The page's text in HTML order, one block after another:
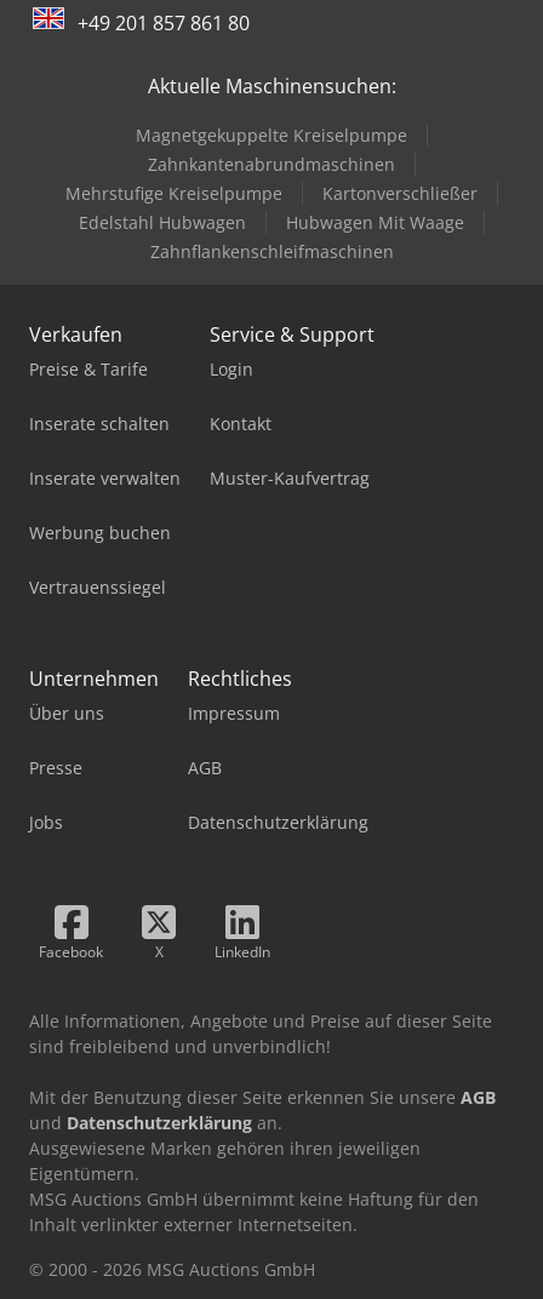
+49 201 857 861 80
Aktuelle Maschinensuchen:
Magnetgekuppelte Kreiselpumpe
Zahnkantenabrundmaschinen
Mehrstufige Kreiselpumpe
Kartonverschließer
Edelstahl Hubwagen
Hubwagen Mit Waage
Zahnflankenschleifmaschinen
Verkaufen
Preise & Tarife
Inserate schalten
Inserate verwalten
Werbung buchen
Vertrauenssiegel
Service & Support
Login
Kontakt
Muster-Kaufvertrag
Unternehmen
Über uns
Presse
Jobs
Rechtliches
Impressum
AGB
Datenschutzerklärung
Facebook X LinkedIn
Alle Informationen, Angebote und Preise auf dieser Seite
sind freibleibend und unverbindlich!
Mit der Benutzung dieser Seite erkennen Sie unsere AGB
und Datenschutzerklärung an.
Ausgewiesene Marken gehören ihren jeweiligen
Eigentümern.
MSG Auctions GmbH übernimmt keine Haftung für den
Inhalt verlinkter externer Internetseiten.
© 2000 - 2026 MSG Auctions GmbH